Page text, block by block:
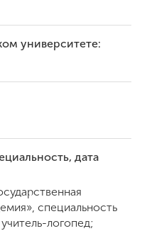
университете:
дата
специальность
логопед;